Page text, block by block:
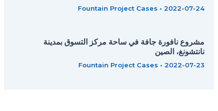
Fountain Project Cases •2022-07-24
مشروع نافورة جافة في ساحة مركز التسوق بمدينة
نانتشونغ، الصين
Fountain Project Cases •2022-07-23